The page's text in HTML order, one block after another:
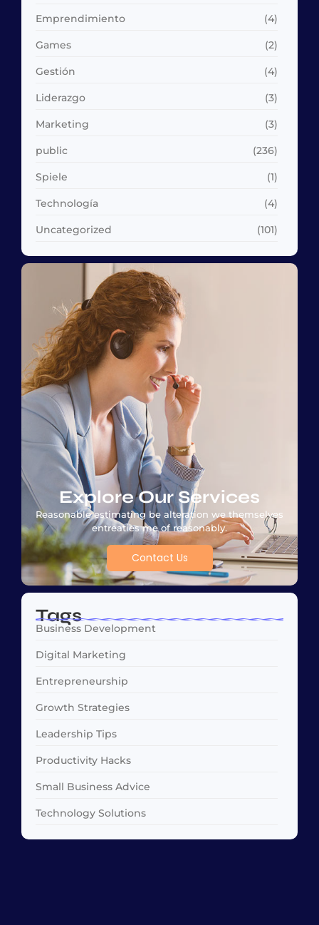
Emprendimiento (4)
Games (2)
Gestión (4)
Liderazgo (3)
Marketing (3)
public (236)
Spiele (1)
Technología (4)
Uncategorized (101)
Explore Our Services
Reasonable estimating be alteration we themselves
entreaties me of reasonably.
Contact Us
Tags
Business Development
Digital Marketing
Entrepreneurship
Growth Strategies
Leadership Tips
Productivity Hacks
Small Business Advice
Technology Solutions